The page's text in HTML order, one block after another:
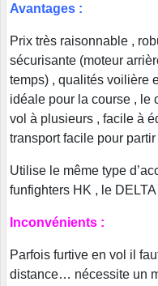
Avantages :
Prix très raisonnable ,
sécurisante (moteur
temps) , qualités voilière
idéale pour la course , le
vol à plusieurs , facile à
transport facile pour
Utilise le même type
funfighters HK , le
Inconvénients :
Parfois furtive en vol il
distance… nécessite un